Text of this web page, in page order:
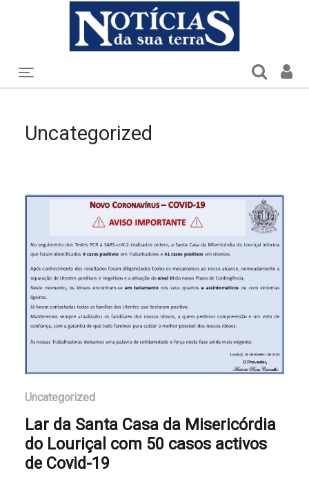
Toggle navigation
Uncategorized
Uncategorized
Lar da Santa Casa da Misericórdia
do Louriçal com 50 casos activos
de Covid-19